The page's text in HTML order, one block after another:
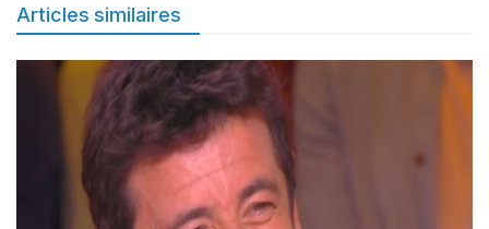
Articles similaires